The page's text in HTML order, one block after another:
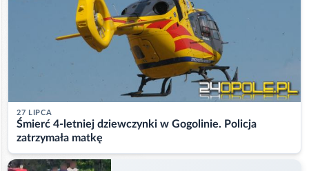
27 LIPCA
Śmierć 4-letniej dziewczynki w Gogolinie. Policja
zatrzymała matkę